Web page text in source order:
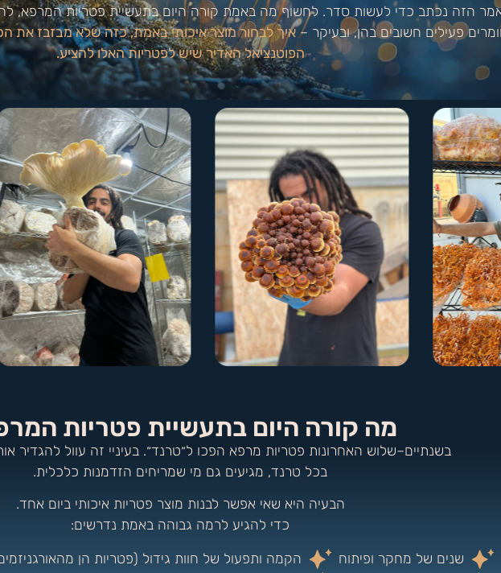
הזה נכתב כדי לעשות סדר. לחשוף מה באמת קורה היום בתעשיית פטריות המרפא,
פעילים חשובים בהן, ובעיקר –איך לבחור מוצר איכותי באמת, כזה שלא מבזבז
הפוטנציאל האדיר שיש לפטריות האלו להציע.
מה קורה היום בתעשיית פטריות
בשנתיים–שלוש האחרונות פטריות מרפא הפכו ל״טרנד״. בעיניי זה עוול להגדיר
בכל טרנד, מגיעים גם מי שמריחים הזדמנות כלכלית.
הבעיה היא שאי אפשר לבנות מוצר פטריות איכותי ביום אחד.
כדי להגיע לרמה גבוהה באמת נדרשים:
שנים של מחקר ופיתוח
הקמה ותפעול של חוות גידול (פטריות הן